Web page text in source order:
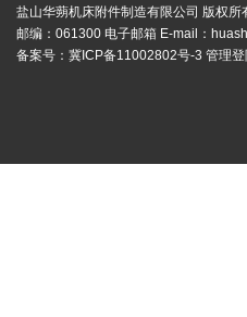
盐山华蒴机床附件制造有限公司 版权
邮编：061300 电子邮箱 E-mail：
备案号： 冀ICP备11002802号-3 管理